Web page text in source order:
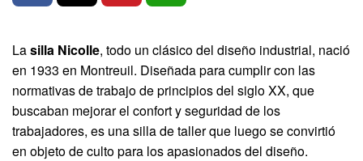
Lasilla Nicolle, todo un clásico del diseño industrial, nació
en 1933 en Montreuil. Diseñada para cumplir con las
normativas de trabajo de principios del siglo XX, que
buscaban mejorar el confort y seguridad de los
trabajadores, es una silla de taller que luego se convirtió
en objeto de culto para los apasionados del diseño.